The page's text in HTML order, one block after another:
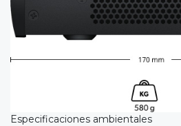
Especificaciones ambientales